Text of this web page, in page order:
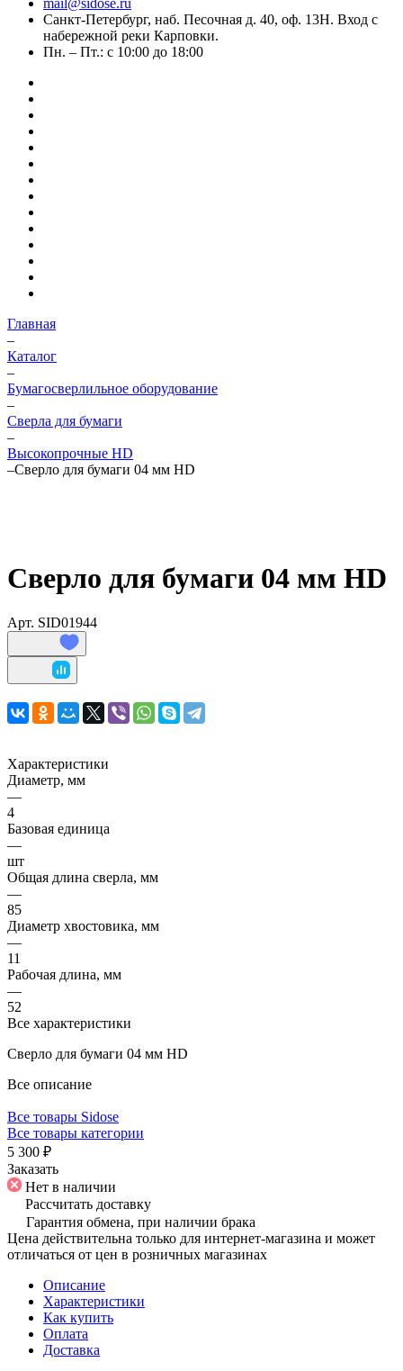
mail@sidose.ru
Санкт-Петербург, наб. Песочная д. 40, оф. 13Н. Вход с
набережной реки Карповки.
Пн. – Пт.: с 10:00 до 18:00
Главная
–
Каталог
–
Бумагосверлильное оборудование
–
Сверла для бумаги
–
Высокопрочные HD
–Сверло для бумаги 04 мм HD
Сверло для бумаги 04 мм HD
Арт. SID01944
Характеристики
Диаметр, мм
—
4
Базовая единица
—
шт
Общая длина сверла, мм
—
85
Диаметр хвостовика, мм
—
11
Рабочая длина, мм
—
52
Все характеристики
Сверло для бумаги 04 мм HD
Все описание
Все товары Sidose
Все товары категории
5 300 ₽
Заказать
Нет в наличии
Рассчитать доставку
Гарантия обмена, при наличии брака
Цена действительна только для интернет-магазина и может
отличаться от цен в розничных магазинах
Описание
Характеристики
Как купить
Оплата
Доставка